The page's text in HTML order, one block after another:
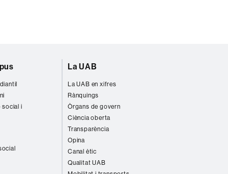
social i
La UAB
La UAB en xifres
Rànquings
Òrgans de govern
Ciència oberta
Transparència
Opina
Canal ètic
Qualitat UAB